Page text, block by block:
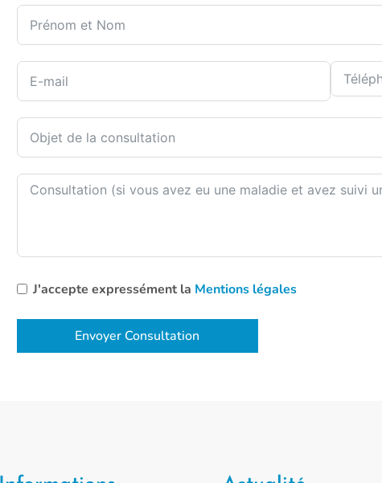
J'accepte expressément la Mentions légales
Envoyer Consultation